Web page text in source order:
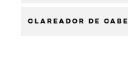
CLAREADOR DE